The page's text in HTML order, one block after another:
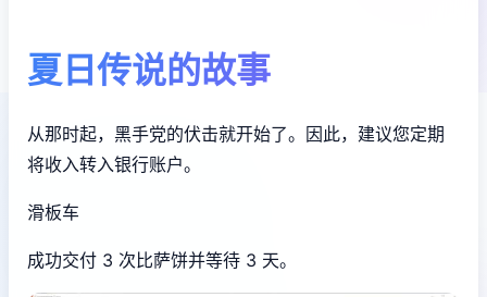
夏日传说的故事
从那时起，黑手党的伏击就开始了。因此，建议您定期
将收入转入银行账户。
滑板车
成功交付 3 次比萨饼并等待 3 天。